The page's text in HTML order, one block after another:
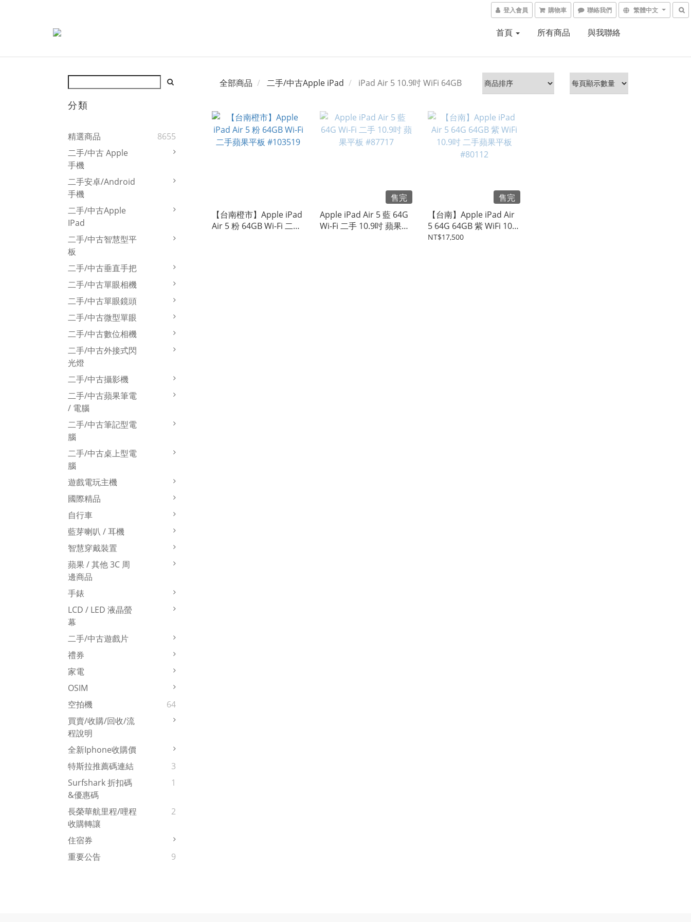
登入會員 購物車 聯絡我們 繁體中文
首頁 所有商品 與我聯絡
分類
精選商品
8655
二手/中古 Apple
手機
二手安卓/Android
手機
二手/中古Apple
IPad
二手/中古智慧型平
板
二手/中古垂直手把
二手/中古單眼相機
二手/中古單眼鏡頭
二手/中古微型單眼
二手/中古數位相機
二手/中古外接式閃
光燈
二手/中古攝影機
二手/中古蘋果筆電
/ 電腦
二手/中古筆記型電
腦
二手/中古桌上型電
腦
遊戲電玩主機
國際精品
自行車
藍芽喇叭 / 耳機
智慧穿戴裝置
蘋果 / 其他 3C 周
邊商品
手錶
LCD / LED 液晶螢
幕
二手/中古遊戲片
禮券
家電
OSIM
空拍機
64
買賣/收購/回收/流
程說明
全新iphone收購價
特斯拉推薦碼連結
3
Surfshark 折扣碼
&優惠碼
1
長榮華航里程/哩程
收購轉讓
2
住宿券
重要公告
9
全部商品 二手/中古Apple iPad iPad Air 5 10.9吋 WiFi 64GB
【台南橙市】Apple iPad
Air 5 粉 64GB Wi-Fi 二手
售完
Apple iPad Air 5 藍 64G
Wi-Fi 二手 10.9吋 蘋果平
售完
【台南】Apple iPad Air
5 64G 64GB 紫 WiFi 10.9
吋 二手蘋果平板#80112
NT$17,500